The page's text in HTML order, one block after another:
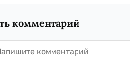
комментарий